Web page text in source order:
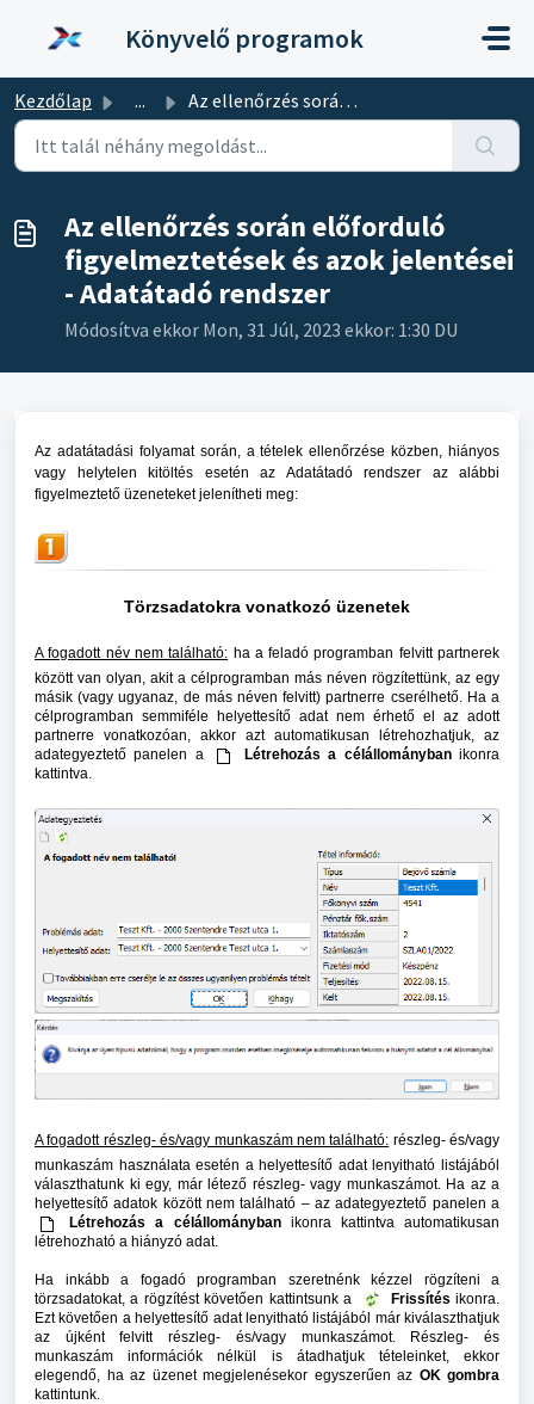
Könyvelő programok
Kezdőlap ... Az ellenőrzés során előforduló figyelmeztetések és azok j...
Az ellenőrzés során előforduló
figyelmeztetések és azok jelentései
- Adatátadó rendszer
Módosítva ekkor Mon, 31 Júl, 2023 ekkor: 1:30 DU
Az adatátadási folyamat során, a tételek ellenőrzése közben, hiányos
vagy helytelen kitöltés esetén az Adatátadó rendszer az alábbi
figyelmeztető üzeneteket jelenítheti meg:
Törzsadatokra vonatkozó üzenetek
A fogadott név nem található: ha a feladó programban felvitt partnerek
között van olyan, akit a célprogramban más néven rögzítettünk, az egy
másik (vagy ugyanaz, de más néven felvitt) partnerre cserélhető. Ha a
célprogramban semmiféle helyettesítő adat nem érhető el az adott
partnerre vonatkozóan, akkor azt automatikusan létrehozhatjuk, az
adategyeztető panelen a
Létrehozás a célállománybanikonra
kattintva.
A fogadott részleg- és/vagy munkaszám nem található: részleg- és/vagy
munkaszám használata esetén a helyettesítő adat lenyitható listájából
választhatunk ki egy, már létező részleg- vagy munkaszámot. Ha az a
helyettesítő adatok között nem található – az adategyeztető panelen a
Létrehozás a célállománybanikonra kattintva automatikusan
létrehozható a hiányzó adat.
Ha inkább a fogadó programban szeretnénk kézzel rögzíteni a
törzsadatokat, a rögzítést követően kattintsunk a
Frissítés ikonra.
Ezt követően a helyettesítő adat lenyitható listájából már kiválaszthatjuk
az újként felvitt részleg- és/vagy munkaszámot. Részleg- és
munkaszám információk nélkül is átadhatjuk tételeinket, ekkor
elegendő, ha az üzenet megjelenésekor egyszerűen az OK gombra
kattintunk.